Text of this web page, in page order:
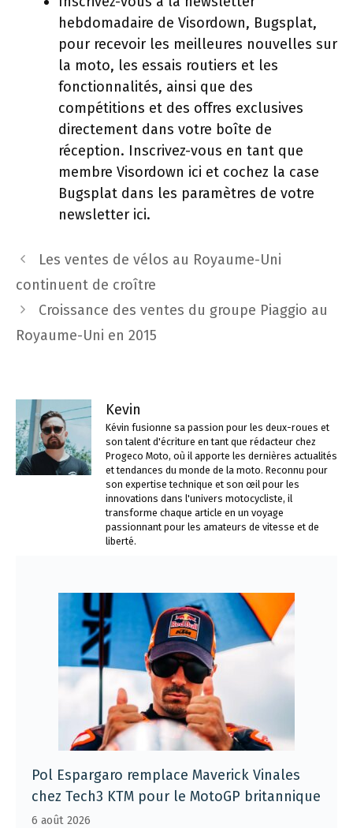
hebdomadaire de Visordown, Bugsplat,
pour recevoir les meilleures nouvelles sur
la moto, les essais routiers et les
fonctionnalités, ainsi que des
compétitions et des offres exclusives
directement dans votre boîte de
réception. Inscrivez-vous en tant que
membre Visordown ici et cochez la case
Bugsplat dans les paramètres de votre
newsletter ici.
Navigation
des
articles
Les ventes de vélos au Royaume-Uni
continuent de croître
Croissance des ventes du groupe Piaggio au
Royaume-Uni en 2015
Kevin
Kévin fusionne sa passion pour les deux-roues et
son talent d'écriture en tant que rédacteur chez
Progeco Moto, où il apporte les dernières actualités
et tendances du monde de la moto. Reconnu pour
son expertise technique et son œil pour les
innovations dans l'univers motocycliste, il
transforme chaque article en un voyage
passionnant pour les amateurs de vitesse et de
liberté.
Pol Espargaro remplace Maverick Vinales
chez Tech3 KTM pour le MotoGP britannique
6 août 2026